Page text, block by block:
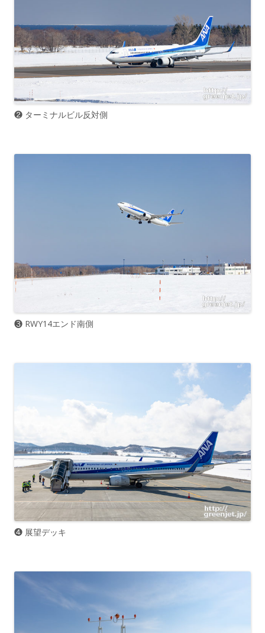
❷ ターミナルビル反対側
❸ RWY14エンド南側
❹ 展望デッキ